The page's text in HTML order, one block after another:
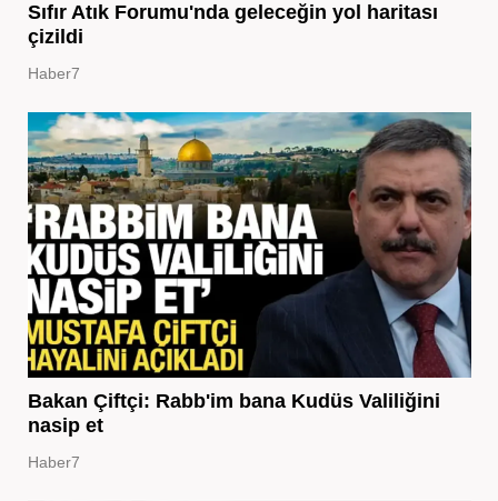
Sıfır Atık Forumu'nda geleceğin yol haritası
çizildi
Haber7
Bakan Çiftçi: Rabb'im bana Kudüs Valiliğini
nasip et
Haber7